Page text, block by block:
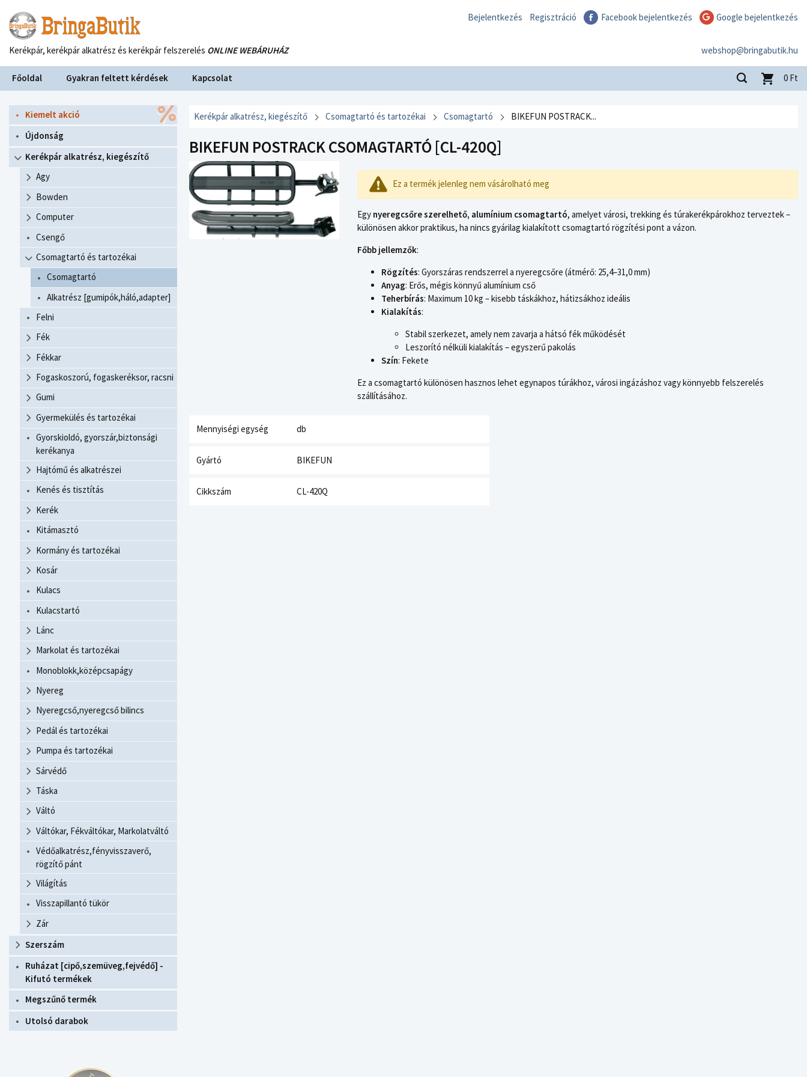
Bejelentkezés Regisztráció Facebook bejelentkezés Google bejelentkezés
webshop@bringabutik.hu
Kerékpár, kerékpár alkatrész és kerékpár felszerelés ONLINE WEBÁRUHÁZ
Főoldal Gyakran feltett kérdések Kapcsolat 0 Ft
Kiemelt akció
Újdonság
Kerékpár alkatrész, kiegészítő
Agy
Bowden
Computer
Csengő
Csomagtartó és tartozékai
Csomagtartó
Alkatrész [gumipók,háló,adapter]
Felni
Fék
Fékkar
Fogaskoszorú, fogaskeréksor, racsni
Gumi
Gyermekülés és tartozékai
Gyorskioldó, gyorszár,biztonsági
kerékanya
Hajtómű és alkatrészei
Kenés és tisztítás
Kerék
Kitámasztó
Kormány és tartozékai
Kosár
Kulacs
Kulacstartó
Lánc
Markolat és tartozékai
Monoblokk,középcsapágy
Nyereg
Nyeregcső,nyeregcső bilincs
Pedál és tartozékai
Pumpa és tartozékai
Sárvédő
Táska
Váltó
Váltókar, Fékváltókar, Markolatváltó
Védőalkatrész,fényvisszaverő,
rögzítő pánt
Világítás
Visszapillantó tükör
Zár
Szerszám
Ruházat [cipő,szemüveg,fejvédő] -
Kifutó termékek
Megszűnő termék
Utolsó darabok
Kerékpár alkatrész, kiegészítő Csomagtartó és tartozékai Csomagtartó BIKEFUN POSTRACK...
BIKEFUN POSTRACK CSOMAGTARTÓ [CL-420Q]
Ez a termék jelenleg nem vásárolható meg
Egy nyeregcsőre szerelhető, alumínium csomagtartó, amelyet városi, trekking és túrakerékpárokhoz terveztek –
különösen akkor praktikus, ha nincs gyárilag kialakított csomagtartó rögzítési pont a vázon.
Főbb jellemzők:
Rögzítés: Gyorszáras rendszerrel a nyeregcsőre (átmérő: 25,4–31,0 mm)
Anyag: Erős, mégis könnyű alumínium cső
Teherbírás: Maximum 10 kg – kisebb táskákhoz, hátizsákhoz ideális
Kialakítás:
Stabil szerkezet, amely nem zavarja a hátsó fék működését
Leszorító nélküli kialakítás – egyszerű pakolás
Szín: Fekete
Ez a csomagtartó különösen hasznos lehet egynapos túrákhoz, városi ingázáshoz vagy könnyebb felszerelés
szállításához.
Mennyiségi egység db
Gyártó BIKEFUN
Cikkszám CL-420Q